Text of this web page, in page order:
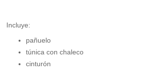
Incluye:
pañuelo
túnica con chaleco
cinturón